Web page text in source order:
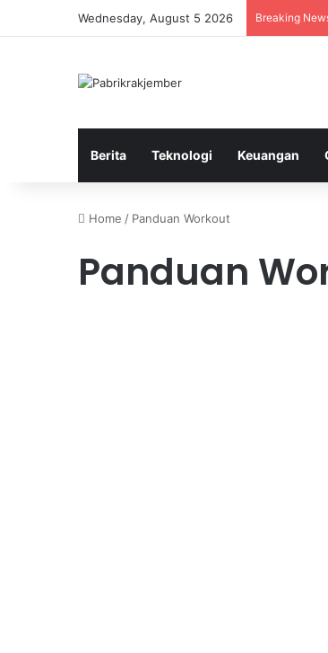
Wednesday, August 5 2026 Breaking
Berita Teknologi Keuangan
Home / Panduan Workout
Panduan